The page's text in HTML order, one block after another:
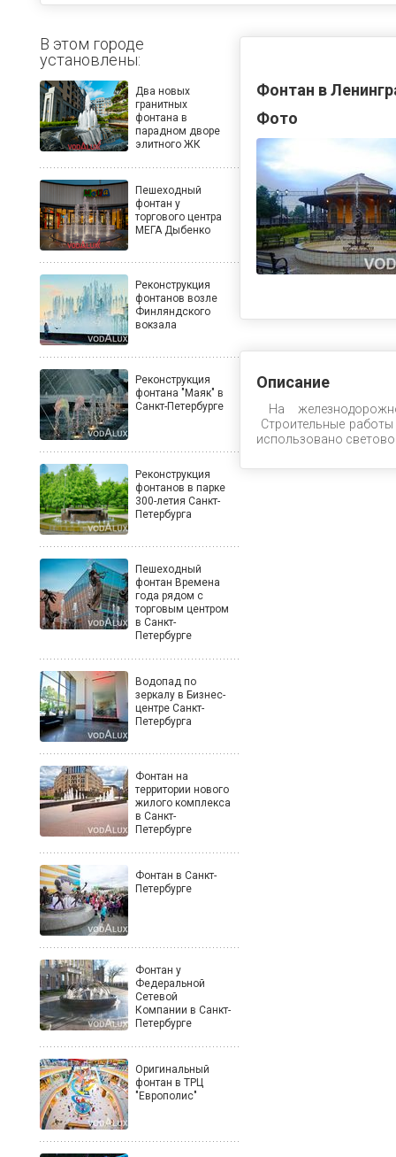
Фонтан в
Фото
Описание
На
Строительные
использовано
В этом городе
установлены:
Два новых
гранитных
фонтана в
парадном дворе
элитного ЖК
Пешеходный
фонтан у
торгового центра
МЕГА Дыбенко
Реконструкция
фонтанов возле
Финляндского
вокзала
Реконструкция
фонтана "Маяк" в
Санкт-Петербурге
Реконструкция
фонтанов в парке
300-летия Санкт-
Петербурга
Пешеходный
фонтан Времена
года рядом с
торговым центром
в Санкт-
Петербурге
Водопад по
зеркалу в Бизнес-
центре Санкт-
Петербурга
Фонтан на
территории нового
жилого комплекса
в Санкт-
Петербурге
Фонтан в Санкт-
Петербурге
Фонтан у
Федеральной
Сетевой
Компании в Санкт-
Петербурге
Оригинальный
фонтан в ТРЦ
"Европолис"